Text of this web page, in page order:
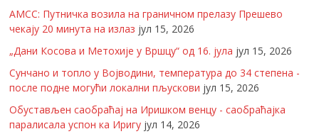
АМСС: Путничка возила на граничном прелазу Прешево
чекају 20 минута на излаз јул 15, 2026
„Дани Косова и Метохије у Вршцу“ од 16. јула јул 15, 2026
Сунчано и топло у Војводини, температура до 34 степена -
после подне могући локални пљускови јул 15, 2026
Обустављен саобраћај на Иришком венцу - саобраћајка
паралисала успон ка Иригу јул 14, 2026